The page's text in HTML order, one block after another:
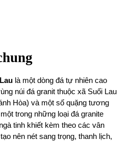
là một dòng đá tự nhiên cao
núi đá granit thuộc xã Suối Lau
Hòa) và một số quặng tương
trong những loại đá granite
tinh khiết kèm theo các vân
nên nét sang trọng, thanh lịch,